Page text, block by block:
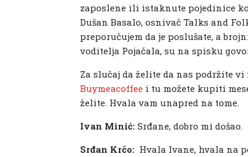
zaposlene ili istaknute pojedinice
Dušan Basalo, osnivač Talks and
preporučujem da je poslušate, a
voditelja Pojačala, su na spisku
Za slučaj da želite da nas podržite
Buymeacoffee i tu možete kupiti
želite. Hvala vam unapred na tome.
Ivan Minić:Srđane, dobro mi došao.
Srđan Krčo: Hvala Ivane, hvala na